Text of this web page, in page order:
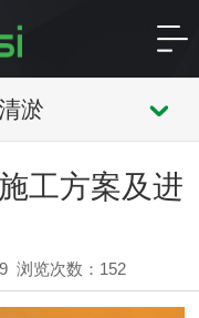
淤
工方案及进
浏览次数： 152